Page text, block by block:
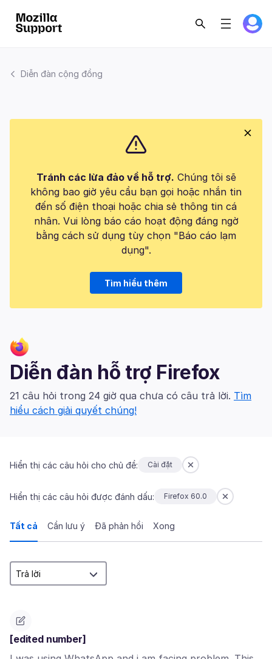
Diễn đàn cộng đồng
Tránh các lừa đảo về hỗ trợ. Chúng tôi sẽ
không bao giờ yêu cầu bạn gọi hoặc nhắn tin
đến số điện thoại hoặc chia sẻ thông tin cá
nhân. Vui lòng báo cáo hoạt động đáng ngờ
bằng cách sử dụng tùy chọn "Báo cáo lạm
dụng".
Tìm hiểu thêm
Diễn đàn hỗ trợ Firefox
21 câu hỏi trong 24 giờ qua chưa có câu trả lời. Tìm
hiểu cách giải quyết chúng!
Hiển thị các câu hỏi cho chủ đề: Cài đặt
Hiển thị các câu hỏi được đánh dấu: Firefox 60.0
Tất cả Cần lưu ý Đã phản hồi Xong
[edited number]